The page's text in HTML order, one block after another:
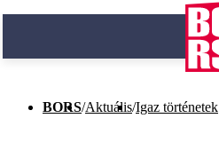
BORS/Aktuális/Igaz történetek